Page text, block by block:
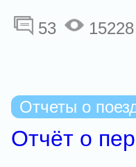
53 15228
Отчеты о
Отчёт о